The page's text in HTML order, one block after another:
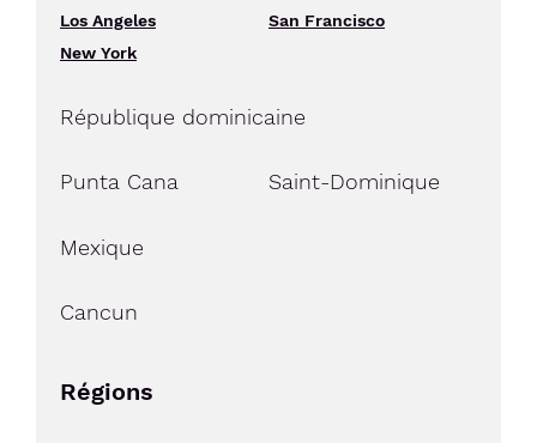
Los Angeles
San Francisco
New York
République dominicaine
Punta Cana Saint-Dominique
Mexique
Cancun
Régions